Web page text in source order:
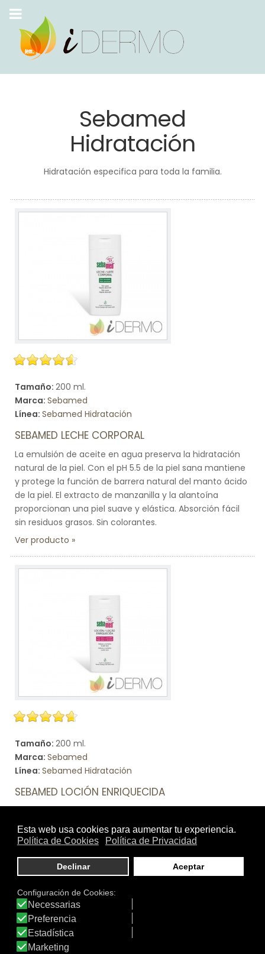
Sebamed
Hidratación
Hidratación especifica para toda la familia.
Tamaño: 200 ml.
Marca: Sebamed
Línea: Sebamed Hidratación
SEBAMED LECHE CORPORAL
La emulsión de aceite en agua preserva la hidratación
natural de la piel. Con el pH 5.5 de la piel sana mantiene
y protege la función de barrera natural del manto ácido
de la piel. El extracto de manzanilla y la alantoína
proporcionan una piel suave y elástica. Absorción fácil
sin residuos grasos. Sin colorantes.
Ver producto
Tamaño: 200 ml.
Marca: Sebamed
Línea: Sebamed Hidratación
SEBAMED LOCIÓN ENRIQUECIDA
y protección para la piel. Con el pH 5.5 de la piel sana
mantiene y protege la función de barrera natural del
30%, nutre la piel restaurando el equilibrio hidrolipídico.
Regenera y calma la piel seca al aumentar su
elasticidad. Absorción fácil sin residuos grasos. Sin
colorantes.
Ver producto